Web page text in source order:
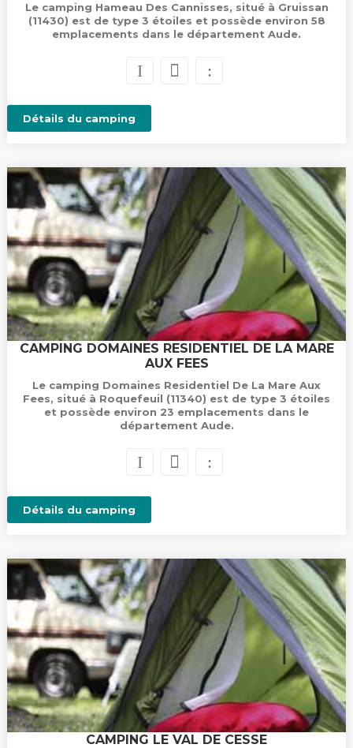
Le camping Hameau Des Cannisses, situé à Gruissan
(11430) est de type 3 étoiles et possède environ 58
emplacements dans le département Aude.
Détails du camping
CAMPING DOMAINES RESIDENTIEL DE LA MARE
AUX FEES
Le camping Domaines Residentiel De La Mare Aux
Fees, situé à Roquefeuil (11340) est de type 3 étoiles
et possède environ 23 emplacements dans le
département Aude.
Détails du camping
CAMPING LE VAL DE CESSE